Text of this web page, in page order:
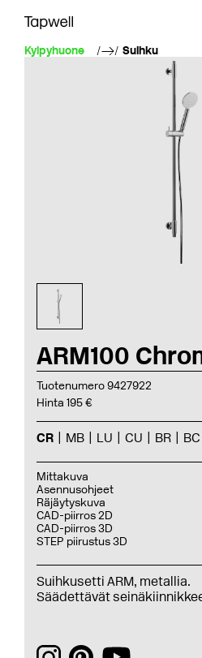
Kylpyhuone Suihku
ARM100
Tuotenumero 9427922
Hinta 195 €
CR MB LU CU BR BC
Mittakuva
Asennusohjeet
Räjäytyskuva
CAD-piirros 2D
CAD-piirros 3D
STEP piirustus 3D
Suihkusetti ARM, metallia.
Säädettävät